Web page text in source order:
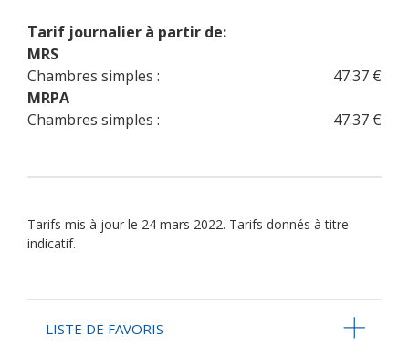
Tarif journalier à partir de:
MRS
Chambres simples :
47.37 €
MRPA
Chambres simples :
47.37 €
Tarifs mis à jour le 24 mars 2022. Tarifs donnés à titre
indicatif.
LISTE DE FAVORIS